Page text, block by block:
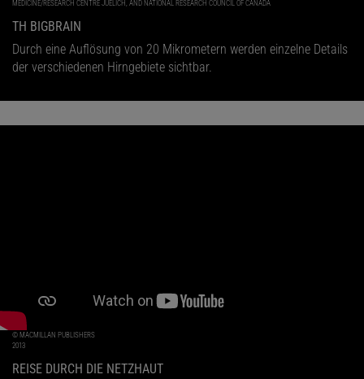
MEDICINE/RESEARCH CENTRE JUELICH, AND NATIONAL RESEARCH COUNCIL OF CANADA
TH BIGBRAIN
Durch eine Auflösung von 20 Mikrometern werden einzelne Details
der verschiedenen Hirngebiete sichtbar.
© MACMILLAN PUBLISHERS
2013
REISE DURCH DIE NETZHAUT